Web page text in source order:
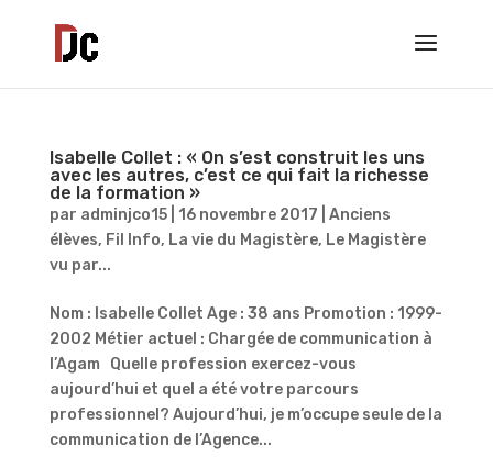
Isabelle Collet : « On s’est construit les uns
avec les autres, c’est ce qui fait la richesse
de la formation »
par adminjco15| 16 novembre 2017
Anciens
élèves, Fil Info, La vie du Magistère, Le Magistère
vu par...
Nom : Isabelle Collet Age : 38 ans Promotion : 1999-
2002 Métier actuel : Chargée de communication à
l’Agam Quelle profession exercez-vous
aujourd’hui et quel a été votre parcours
professionnel? Aujourd’hui, je m’occupe seule de la
communication de l’Agence...